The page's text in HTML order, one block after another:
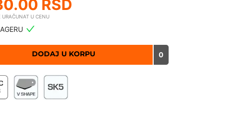
RSD
URAČUNAT U CENU
DODAJ U KORPU 0